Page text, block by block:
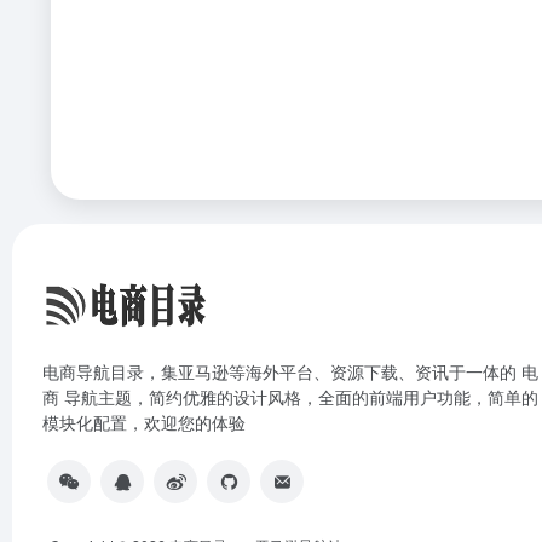
电商导航目录，集亚马逊等海外平台、资源下载、资讯于一体的 电
商 导航主题，简约优雅的设计风格，全面的前端用户功能，简单的
模块化配置，欢迎您的体验